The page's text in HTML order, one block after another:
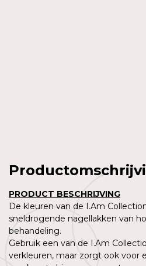
PRODUCT BESCHRIJVING
De kleuren van de I.Am
sneldrogende nagellakken van
behandeling.
Gebruik een van de I.Am
verkleuren, maar zorgt ook voor